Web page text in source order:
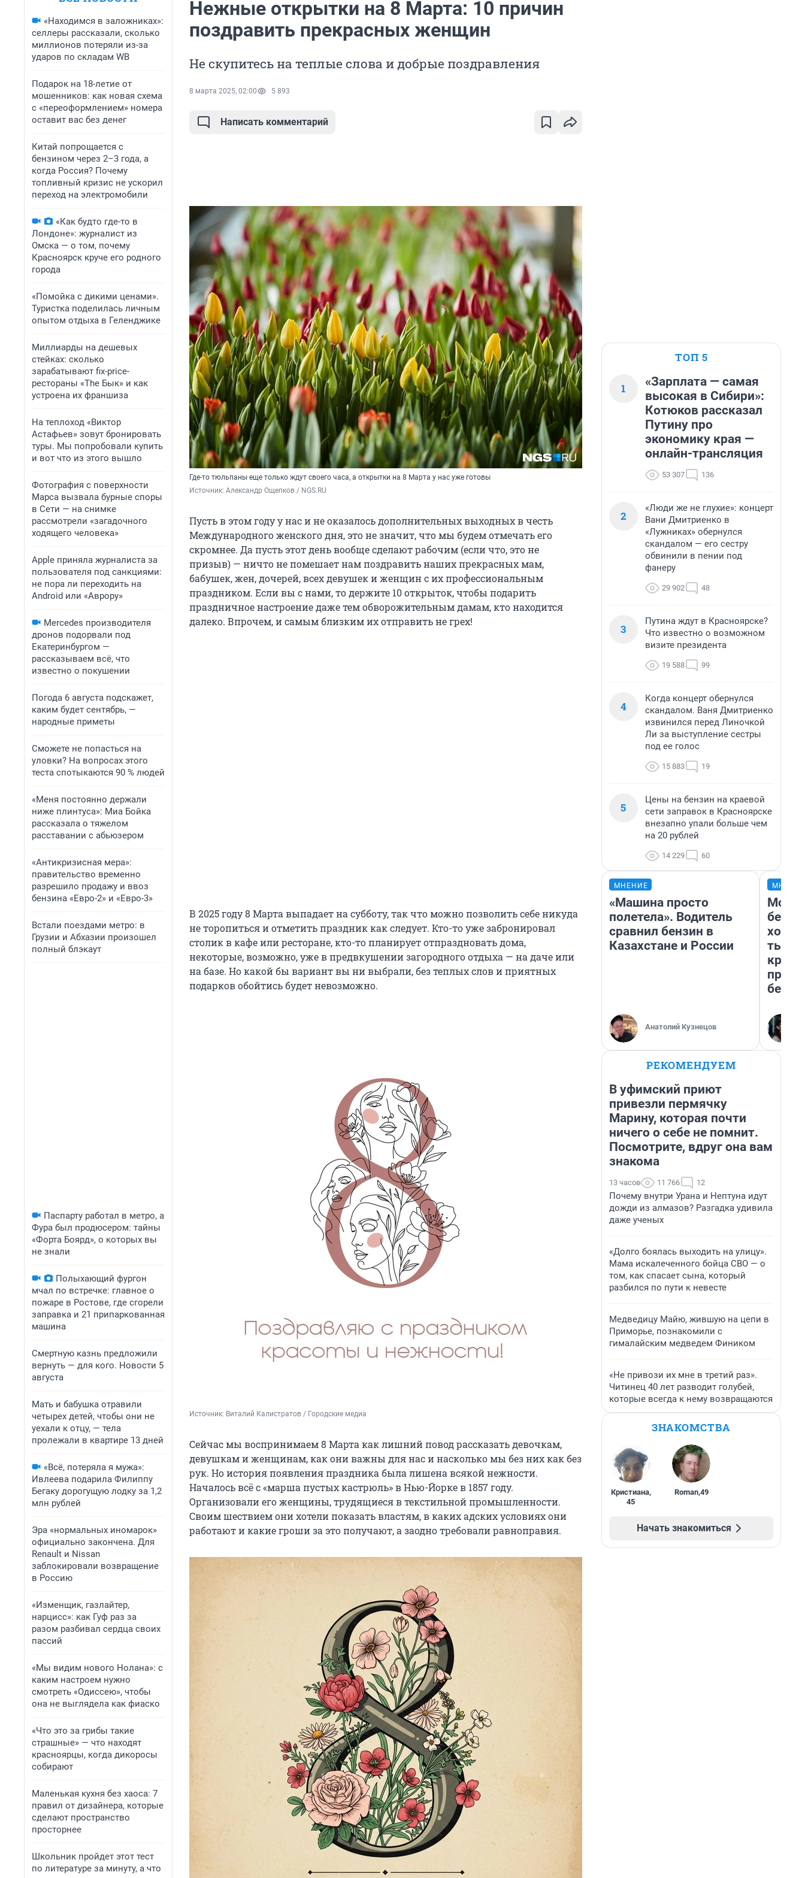
«Находимся в заложниках»:
селлеры рассказали, сколько
миллионов потеряли из-за
ударов по складам WB
Подарок на 18-летие от
мошенников: как новая схема
с «переоформлением» номера
оставит вас без денег
Китай попрощается с
бензином через 2–3 года, а
когда Россия? Почему
топливный кризис не ускорил
переход на электромобили
«Как будто где-то в
Лондоне»: журналист из
Омска — о том, почему
Красноярск круче его родного
города
«Помойка с дикими ценами».
Туристка поделилась личным
опытом отдыха в Геленджике
Миллиарды на дешевых
стейках: сколько
зарабатывают fix-price-
рестораны «The Бык» и как
устроена их франшиза
На теплоход «Виктор
Астафьев» зовут бронировать
туры. Мы попробовали купить
и вот что из этого вышло
Фотография с поверхности
Марса вызвала бурные споры
в Сети — на снимке
рассмотрели «загадочного
ходящего человека»
Apple приняла журналиста за
пользователя под санкциями:
не пора ли переходить на
Android или «Аврору»
Mercedes производителя
дронов подорвали под
Екатеринбургом —
рассказываем всё, что
известно о покушении
Погода 6 августа подскажет,
каким будет сентябрь, —
народные приметы
Сможете не попасться на
уловки? На вопросах этого
теста спотыкаются 90 % людей
«Меня постоянно держали
ниже плинтуса»: Миа Бойка
рассказала о тяжелом
расставании с абьюзером
«Антикризисная мера»:
правительство временно
разрешило продажу и ввоз
бензина «Евро-2» и «Евро-3»
Встали поездами метро: в
Грузии и Абхазии произошел
полный блэкаут
Паспарту работал в метро, а
Фура был продюсером: тайны
«Форта Боярд», о которых вы
не знали
Полыхающий фургон
мчал по встречке: главное о
пожаре в Ростове, где сгорели
заправка и 21 припаркованная
машина
Смертную казнь предложили
вернуть — для кого. Новости 5
августа
Мать и бабушка отравили
четырех детей, чтобы они не
уехали к отцу, — тела
пролежали в квартире 13 дней
«Всё, потеряла я мужа»:
Ивлеева подарила Филиппу
Бегаку дорогущую лодку за 1,2
млн рублей
Эра «нормальных иномарок»
официально закончена. Для
Renault и Nissan
заблокировали возвращение
в Россию
«Изменщик, газлайтер,
нарцисс»: как Гуф раз за
разом разбивал сердца своих
пассий
«Мы видим нового Нолана»: с
каким настроем нужно
смотреть «Одиссею», чтобы
она не выглядела как фиаско
«Что это за грибы такие
страшные» — что находят
красноярцы, когда дикоросы
собирают
Маленькая кухня без хаоса: 7
правил от дизайнера, которые
сделают пространство
просторнее
Школьник пройдет этот тест
по литературе за минуту, а что
Нежные открытки на 8 Марта: 10 причин
поздравить прекрасных женщин
Не скупитесь на теплые слова и добрые поздравления
8 марта 2025, 02:00 5 893
Написать комментарий
Где-то тюльпаны еще только ждут своего часа, а открытки на 8 Марта у нас уже готовы
Источник: Александр Ощепков / NGS.RU
Пусть в этом году у нас и не оказалось дополнительных выходных в честь
Международного женского дня, это не значит, что мы будем отмечать его
скромнее. Да пусть этот день вообще сделают рабочим (если что, это не
призыв) — ничто не помешает нам поздравить наших прекрасных мам,
бабушек, жен, дочерей, всех девушек и женщин с их профессиональным
праздником. Если вы с нами, то держите 10 открыток, чтобы подарить
праздничное настроение даже тем обворожительным дамам, кто находится
далеко. Впрочем, и самым близким их отправить не грех!
В 2025 году 8 Марта выпадает на субботу, так что можно позволить себе никуда
не торопиться и отметить праздник как следует. Кто-то уже забронировал
столик в кафе или ресторане, кто-то планирует отпраздновать дома,
некоторые, возможно, уже в предвкушении загородного отдыха — на даче или
на базе. Но какой бы вариант вы ни выбрали, без теплых слов и приятных
подарков обойтись будет невозможно.
Источник: Виталий Калистратов / Городские медиа
Сейчас мы воспринимаем 8 Марта как лишний повод рассказать девочкам,
девушкам и женщинам, как они важны для нас и насколько мы без них как без
рук. Но история появления праздника была лишена всякой нежности.
Началось всё с «марша пустых кастрюль» в Нью-Йорке в 1857 году.
Организовали его женщины, трудящиеся в текстильной промышленности.
Своим шествием они хотели показать властям, в каких адских условиях они
работают и какие гроши за это получают, а заодно требовали равноправия.
ТОП 5
1
«Зарплата — самая
высокая в Сибири»:
Котюков рассказал
Путину про
экономику края —
онлайн-трансляция
53 307 136
2
«Люди же не глухие»: концерт
Вани Дмитриенко в
«Лужниках» обернулся
скандалом — его сестру
обвинили в пении под
фанеру
29 902 48
3
Путина ждут в Красноярске?
Что известно о возможном
визите президента
19 588 99
4
Когда концерт обернулся
скандалом. Ваня Дмитриенко
извинился перед Линочкой
Ли за выступление сестры
под ее голос
15 883 19
5
Цены на бензин на краевой
сети заправок в Красноярске
внезапно упали больше чем
на 20 рублей
14 229 60
МНЕНИЕ
«Машина просто
полетела». Водитель
сравнил бензин в
Казахстане и России
Анатолий Кузнецов
Мой
РЕКОМЕНДУЕМ
В уфимский приют
привезли пермячку
Марину, которая почти
ничего о себе не помнит.
Посмотрите, вдруг она вам
знакома
13 часов 11 766 12
Почему внутри Урана и Нептуна идут
дожди из алмазов? Разгадка удивила
даже ученых
«Долго боялась выходить на улицу».
Мама искалеченного бойца СВО — о
том, как спасает сына, который
разбился по пути к невесте
Медведицу Майю, жившую на цепи в
Приморье, познакомили с
гималайским медведем Фиником
«Не привози их мне в третий раз».
Читинец 40 лет разводит голубей,
которые всегда к нему возвращаются
ЗНАКОМСТВА
Кристиана,
45
Roman,49
Начать знакомиться